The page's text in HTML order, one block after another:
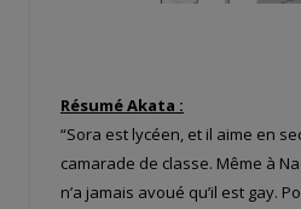
Résumé Akata :
“Sora est lycéen, et il aime en
camarade de classe. Même à
n’a jamais avoué qu’il est gay.